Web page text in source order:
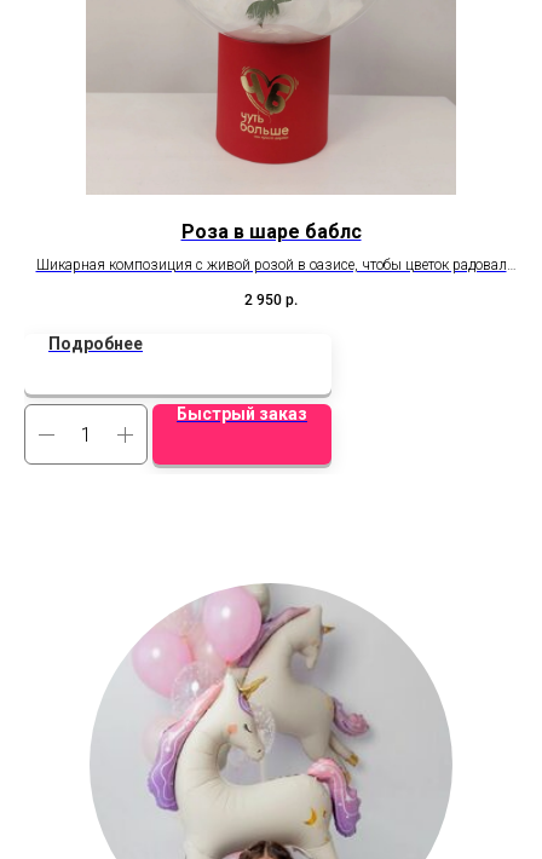
Роза в шаре баблс
Шикарная композиция с живой розой в оазисе, чтобы цветок радовал
2 950 р.
Подробнее
Быстрый заказ